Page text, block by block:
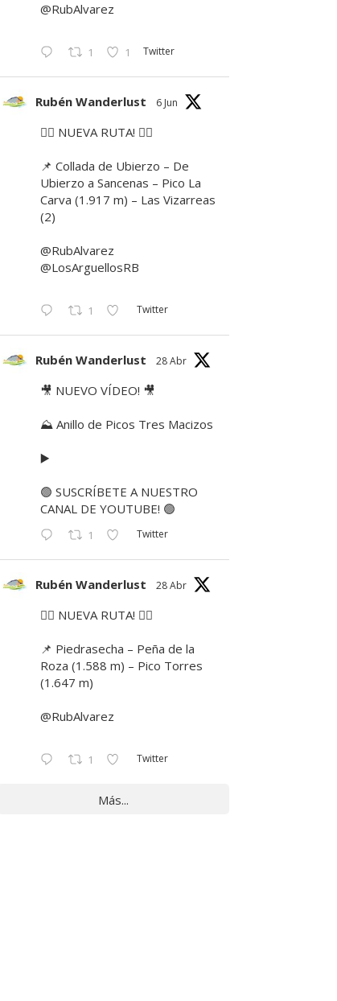
@RubAlvarez
1 1 Twitter
Rubén Wanderlust 6 Jun
🚶‍♂️ NUEVA RUTA! 🚶‍♀️
📌 Collada de Ubierzo – De
Ubierzo a Sancenas – Pico La
Carva (1.917 m) – Las Vizarreas
(2)
@RubAlvarez
@LosArguellosRB
1 Twitter
Rubén Wanderlust 28 Abr
🎥 NUEVO VÍDEO! 🎥
⛰ Anillo de Picos Tres Macizos
▶️
🟢 SUSCRÍBETE A NUESTRO
CANAL DE YOUTUBE! 🟢
1 Twitter
Rubén Wanderlust 28 Abr
🚶‍♂️ NUEVA RUTA! 🚶‍♀️
📌 Piedrasecha – Peña de la
Roza (1.588 m) – Pico Torres
(1.647 m)
@RubAlvarez
1 Twitter
Más...